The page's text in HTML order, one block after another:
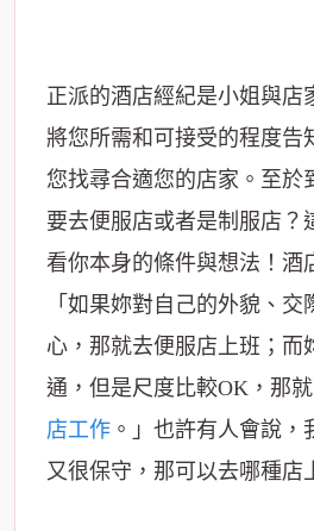
正派的酒店經紀是小姐與店
將您所需和可接受的程度告
您找尋合適您的店家。至於
要去便服店或者是制服店？
看你本身的條件與想法！酒
「如果妳對自己的外貌、
心，那就去便服店上班；而
通，但是尺度比較OK，那
店工作 。」也許有人會說
又很保守，那可以去哪種店